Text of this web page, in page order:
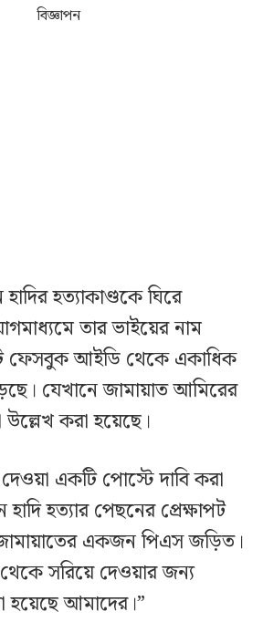
বিজ্ঞাপন
হত্যাকাণ্ডকে ঘিরে
তার ভাইয়ের নাম
ফেসবুক আইডি থেকে একাধিক
যেখানে জামায়াত আমিরের
করা হয়েছে।
একটি পোস্টে দাবি করা
হত্যার পেছনের প্রেক্ষাপট
একজন পিএস জড়িত।
সরিয়ে দেওয়ার জন্য
হয়েছে আমাদের।”